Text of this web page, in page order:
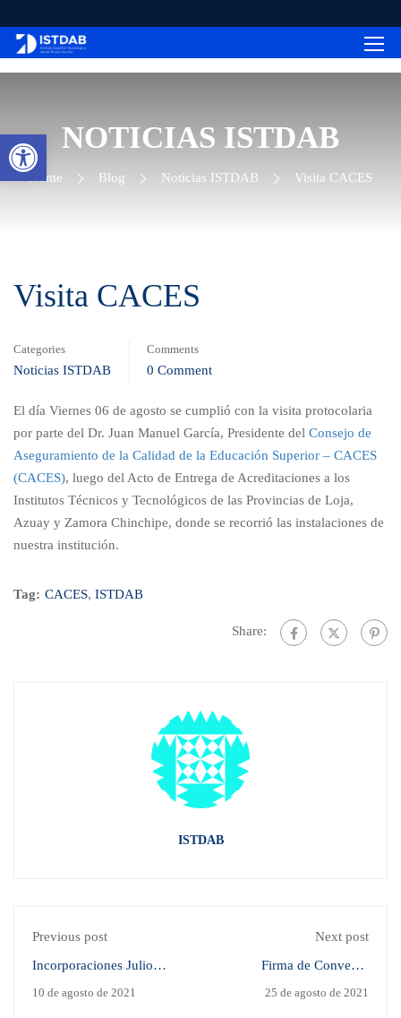
Abrir barra de herramientas
NOTICIAS ISTDAB
Home Blog Noticias ISTDAB Visita CACES
Visita CACES
Categories
Noticias ISTDAB
Comments
0 Comment
El día Viernes 06 de agosto se cumplió con la visita protocolaria
por parte del Dr. Juan Manuel García, Presidente del Consejo de
Aseguramiento de la Calidad de la Educación Superior – CACES
(CACES), luego del Acto de Entrega de Acreditaciones a los
Institutos Técnicos y Tecnológicos de las Provincias de Loja,
Azuay y Zamora Chinchipe, donde se recorrió las instalaciones de
nuestra institución.
Tag: CACES, ISTDAB
Share:
ISTDAB
Previous post
Incorporaciones Julio
10 de agosto de 2021
Next post
Firma de Convenio
25 de agosto de 2021